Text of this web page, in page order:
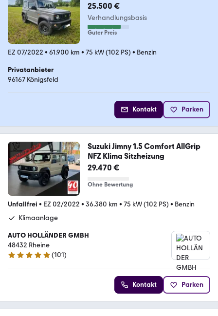
25.500 €
Verhandlungsbasis
Guter Preis
EZ 07/2022 • 61.900 km • 75 kW (102 PS) • Benzin
Privatanbieter
96167 Königsfeld
Kontakt Parken
Suzuki Jimny 1.5 Comfort AllGrip
NFZ Klima Sitzheizung
29.470 €
Ohne Bewertung
Unfallfrei • EZ 02/2022 • 36.380 km • 75 kW (102 PS) • Benzin
Klimaanlage
AUTO HOLLÄNDER GMBH
48432 Rheine
4.9 Sterne
(101)
Kontakt Parken